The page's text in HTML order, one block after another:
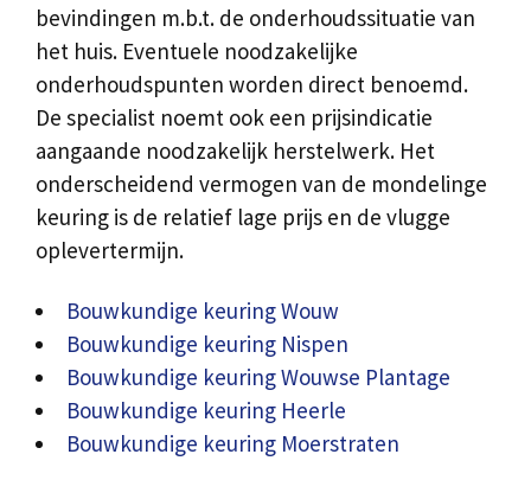
bevindingen m.b.t. de onderhoudssituatie van
het huis. Eventuele noodzakelijke
onderhoudspunten worden direct benoemd.
De specialist noemt ook een prijsindicatie
aangaande noodzakelijk herstelwerk. Het
onderscheidend vermogen van de mondelinge
keuring is de relatief lage prijs en de vlugge
oplevertermijn.
Bouwkundige keuring Wouw
Bouwkundige keuring Nispen
Bouwkundige keuring Wouwse Plantage
Bouwkundige keuring Heerle
Bouwkundige keuring Moerstraten